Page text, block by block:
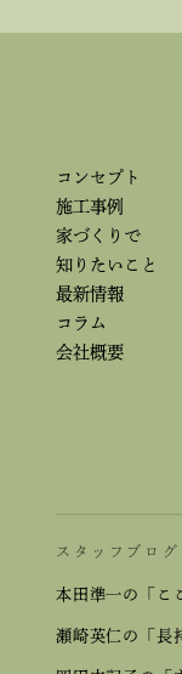
コンセプト
施工事例
家づくりで
知りたいこと
最新情報
コラム
会社概要
スタッフブログ
本田準一の「こ
瀬崎英仁の「長